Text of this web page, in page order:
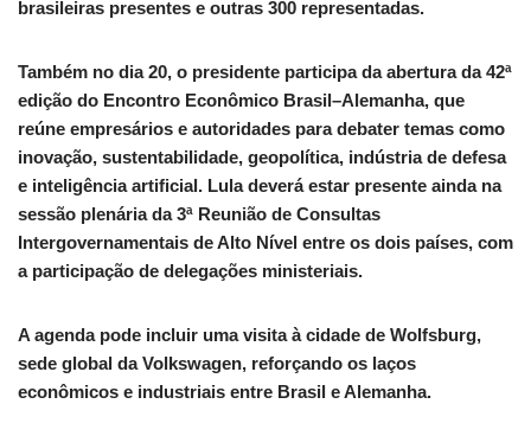
brasileiras presentes e outras 300 representadas.
Também no dia 20, o presidente participa da abertura da 42ª
edição do Encontro Econômico Brasil–Alemanha, que
reúne empresários e autoridades para debater temas como
inovação, sustentabilidade, geopolítica, indústria de defesa
e inteligência artificial. Lula deverá estar presente ainda na
sessão plenária da 3ª Reunião de Consultas
Intergovernamentais de Alto Nível entre os dois países, com
a participação de delegações ministeriais.
A agenda pode incluir uma visita à cidade de Wolfsburg,
sede global da Volkswagen, reforçando os laços
econômicos e industriais entre Brasil e Alemanha.